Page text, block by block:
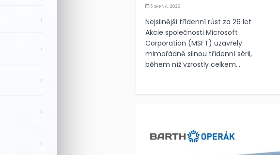
›
›
›
›
›
5 SRPNA, 2026
Nejsilnější třídenní růst za 26 let
Akcie společnosti Microsoft
Corporation (MSFT) uzavřely
mimořádně silnou třídenní sérii,
během níž vzrostly celkem...